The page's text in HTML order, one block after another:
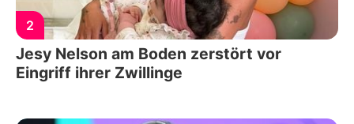
2
Jesy Nelson am Boden zerstört vor
Eingriff ihrer Zwillinge